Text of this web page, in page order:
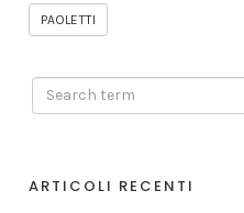
PAOLETTI
ARTICOLI RECENTI